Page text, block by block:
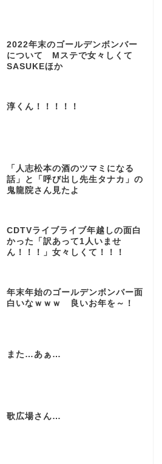
2022年末のゴールデンボンバー
について Mステで女々しくて
SASUKEほか
淳くん！！！！！
「人志松本の酒のツマミになる
話」と「呼び出し先生タナカ」の
鬼龍院さん見たよ
CDTVライブライブ年越しの面白
かった「訳あって1人いませ
ん！！！」女々しくて！！！
年末年始のゴールデンボンバー面
白いなｗｗｗ 良いお年を～！
また…あぁ…
歌広場さん…